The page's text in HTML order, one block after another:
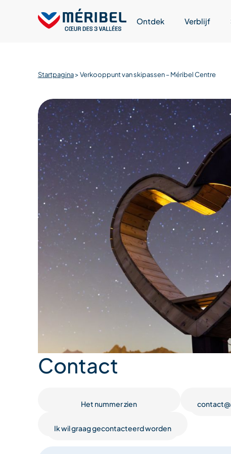
Ontdek Verblijf
Startpagina>Verkooppunt van skipassen – Méribel Centre
Contact
Het nummer zien
Ik wil graag gecontacteerd worden